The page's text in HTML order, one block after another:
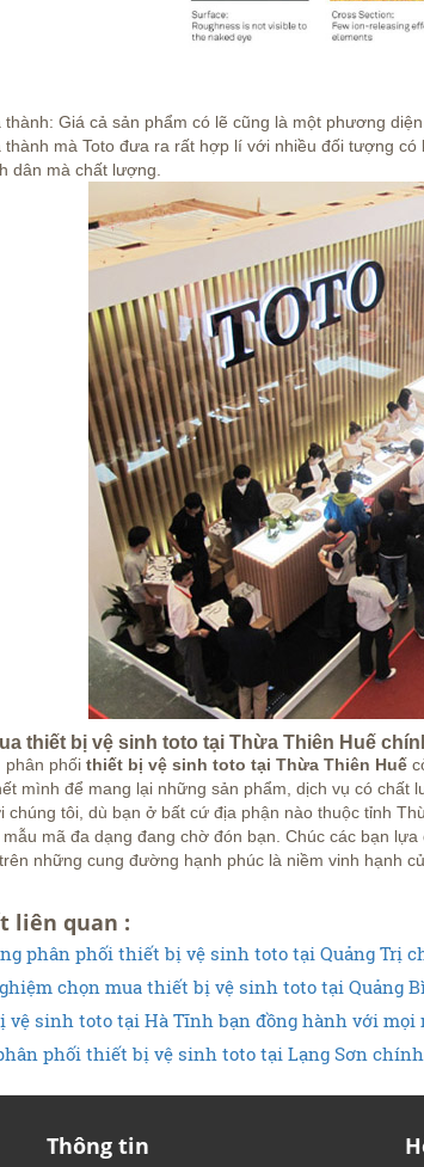
thành: Giá cả sản phẩm có lẽ cũng là một phương
thành mà Toto đưa ra rất hợp lí với nhiều đối tượng
dân mà chất lượng.
thiết bị vệ sinh toto tại Thừa Thiên Huế
phối thiết bị vệ sinh toto tại Thừa Thiên Huế
mình để mang lại những sản phẩm, dịch vụ có
chúng tôi, dù bạn ở bất cứ địa phận nào thuộc tỉnh
mẫu mã đa dạng đang chờ đón bạn. Chúc các bạn
những cung đường hạnh phúc là niềm vinh hạnh
liên quan :
phân phối thiết bị vệ sinh toto tại Quảng Trị
chọn mua thiết bị vệ sinh toto tại Quảng
vệ sinh toto tại Hà Tĩnh bạn đồng hành với mọi
phối thiết bị vệ sinh toto tại Lạng Sơn
Thông tin